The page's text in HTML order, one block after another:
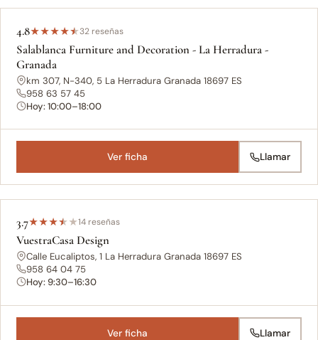
4.8★★★★★32 reseñas
Salablanca Furniture and Decoration - La Herradura -
Granada
km 307, N-340, 5 La Herradura Granada 18697 ES
958 63 57 45
Hoy: 10:00–18:00
Ver ficha Llamar
3.7★★★★★14 reseñas
VuestraCasa Design
Calle Eucaliptos, 1 La Herradura Granada 18697 ES
958 64 04 75
Hoy: 9:30–16:30
Ver ficha Llamar